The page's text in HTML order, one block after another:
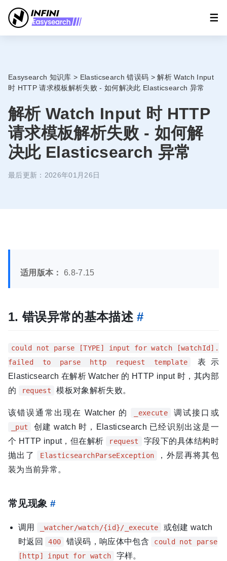
Easysearch 知识库 > Elasticsearch 错误码 > 解析 Watch Input
时 HTTP 请求模板解析失败 - 如何解决此 Elasticsearch 异常
解析 Watch Input 时 HTTP
请求模板解析失败 - 如何解
决此 Elasticsearch 异常
最后更新：2026年01月26日
适用版本： 6.8-7.15
1. 错误异常的基本描述#
could not parse [TYPE] input for watch [watchId].
failed to parse http request template
表示
Elasticsearch 在解析 Watcher 的 HTTP input 时，其内部
的
request 模板对象解析失败。
该错误通常出现在 Watcher 的 _execute 调试接口或
_put
创建 watch 时，Elasticsearch 已经识别出这是一
个 HTTP input，但在解析
request
字段下的具体结构时
抛出了
ElasticsearchParseException
，外层再将其包
装为当前异常。
常见现象 #
调用 _watcher/watch/{id}/_execute
或创建 watch
时返回
400 错误码，响应体中包含
could not parse
[http] input for watch
字样。